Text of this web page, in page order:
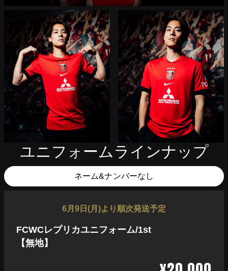
ユニフォームラインナップ
ネーム&ナンバーなし
6月9日(月)より順次発送予定
FCWCレプリカユニフォーム/1st
【無地】